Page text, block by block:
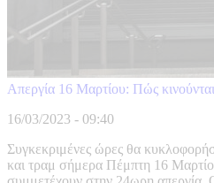
Απεργία 16 Μαρτίου: Πώς
16/03/2023 - 09:40
Συγκεκριμένες ώρες θα
και τραμ σήμερα Πέμπτη 16